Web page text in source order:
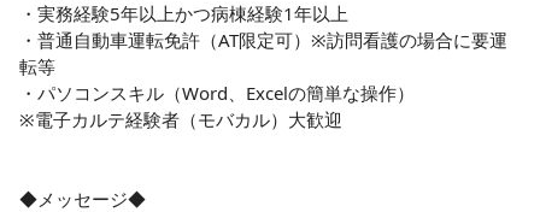
・実務経験5年以上かつ病棟経験1年以上
・普通自動車運転免許（AT限定可）※訪問看護の場合に要運
転等
・パソコンスキル（Word、Excelの簡単な操作）
※電子カルテ経験者（モバカル）大歓迎
◆メッセージ◆